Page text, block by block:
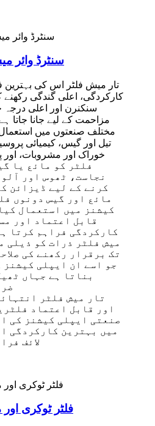
سنٹرڈ وائر
کارکردگی، اعلی گندگی رکھنے
سنکنرن اور اعلی
مزاحمت کے لیے جانا جاتا
مختلف صنعتوں میں
تیل اور گیس، کیمیائی
خوراک اور مشروبات، اور
فلٹر کو مائع یا
نجاست، ٹھوس اور
کرنے کے لیے ڈیزائن
مائع اور گیس دونوں
کیشنز میں استعمال
قابل اعتماد اور
کارکردگی فراہم کرتا
میش فلٹر ذرات کو ذیلی
تک برقرار رکھنے کی
جو اسے ان ایپلی کیشنز
بناتا ہے جہاں
اور قابل اعتماد
صنعتی ایپلی کیشنز کی
میں بہترین کارکردگی
لائف
فلٹر ٹوکری